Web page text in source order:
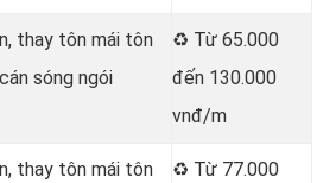
thay tôn mái tôn
sóng ngói
♻️ Từ 65.000
đến 130.000
vnđ/m
thay tôn mái tôn
♻️ Từ 77.000